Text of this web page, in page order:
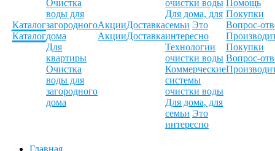
Каталог
Каталог
Очистка
воды для
загородного
дома
Для
квартиры
Очистка
воды для
загородного
дома
Акции
Акции
Доставка
Доставка
очистки воды
Для дома, для
семьи Это
интересно
Технологии
очистки воды
Коммерческие
системы
очистки воды
Для дома, для
семьи Это
интересно
Помощь
Покупки
Вопрос-
Покупки
Вопрос-
Главная